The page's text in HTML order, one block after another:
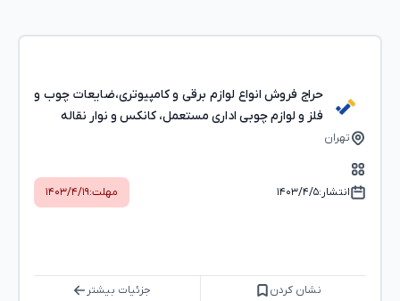
حراج فروش انواع لوازم برقی و کامپیوتری،ضایعات چوب و
فلز و لوازم چوبی اداری مستعمل، کانکس و نوار نقاله
تهران
انتشار:۱۴۰۳/۴/۵ مهلت:۱۴۰۳/۴/۱۹
نشان کردن جزئیات بیشتر